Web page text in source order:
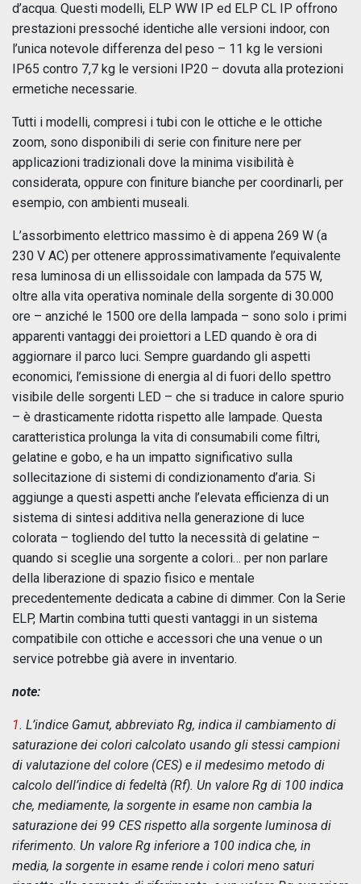
d’acqua. Questi modelli, ELP WW IP ed ELP CL IP offrono
prestazioni pressoché identiche alle versioni indoor, con
l’unica notevole differenza del peso – 11 kg le versioni
IP65 contro 7,7 kg le versioni IP20 – dovuta alla protezioni
ermetiche necessarie.
Tutti i modelli, compresi i tubi con le ottiche e le ottiche
zoom, sono disponibili di serie con finiture nere per
applicazioni tradizionali dove la minima visibilità è
considerata, oppure con finiture bianche per coordinarli, per
esempio, con ambienti museali.
L’assorbimento elettrico massimo è di appena 269 W (a
230 V AC) per ottenere approssimativamente l’equivalente
resa luminosa di un ellissoidale con lampada da 575 W,
oltre alla vita operativa nominale della sorgente di 30.000
ore – anziché le 1500 ore della lampada – sono solo i primi
apparenti vantaggi dei proiettori a LED quando è ora di
aggiornare il parco luci. Sempre guardando gli aspetti
economici, l’emissione di energia al di fuori dello spettro
visibile delle sorgenti LED – che si traduce in calore spurio
– è drasticamente ridotta rispetto alle lampade. Questa
caratteristica prolunga la vita di consumabili come filtri,
gelatine e gobo, e ha un impatto significativo sulla
sollecitazione di sistemi di condizionamento d’aria. Si
aggiunge a questi aspetti anche l’elevata efficienza di un
sistema di sintesi additiva nella generazione di luce
colorata – togliendo del tutto la necessità di gelatine –
quando si sceglie una sorgente a colori… per non parlare
della liberazione di spazio fisico e mentale
precedentemente dedicata a cabine di dimmer. Con la Serie
ELP, Martin combina tutti questi vantaggi in un sistema
compatibile con ottiche e accessori che una venue o un
service potrebbe già avere in inventario.
note:
1. L’indice Gamut, abbreviato Rg, indica il cambiamento di
saturazione dei colori calcolato usando gli stessi campioni
di valutazione del colore (CES) e il medesimo metodo di
calcolo dell’indice di fedeltà (Rf). Un valore Rg di 100 indica
che, mediamente, la sorgente in esame non cambia la
saturazione dei 99 CES rispetto alla sorgente luminosa di
riferimento. Un valore Rg inferiore a 100 indica che, in
media, la sorgente in esame rende i colori meno saturi